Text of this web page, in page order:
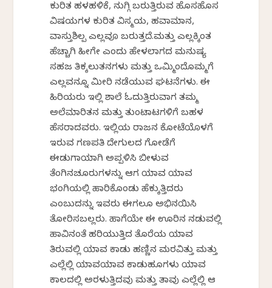
ಕುರಿತ ಹಳಹಳಿಕೆ, ನುಗ್ಗಿ ಬರುತ್ತಿರುವ ಹೊಸಹೊಸ
ವಿಷಯಗಳ ಕುರಿತ ವಿಸ್ಮಯ, ಹವಾಮಾನ,
ವಾಸ್ತುಶಿಲ್ಪ ಎಲ್ಲವೂ ಬರುತ್ತದೆ.ಮತ್ತು ಎಲ್ಲಕ್ಕಿಂತ
ಹೆಚ್ಚಾಗಿ ಹೀಗೇ ಎಂದು ಹೇಳಲಾಗದ ಮನುಷ್ಯ
ಸಹಜ ತಿಕ್ಕಲುತನಗಳು ಮತ್ತು ಒಮ್ಮಿಂದೊಮ್ಮಗೆ
ಎಲ್ಲವನ್ನೂ ಮೀರಿ ನಡೆಯುವ ಘಟನೆಗಳು. ಈ
ಹಿರಿಯರು ಇಲ್ಲಿ ಶಾಲೆ ಓದುತ್ತಿರುವಾಗ ತಮ್ಮ
ಅಲೆಮಾರಿತನ ಮತ್ತು ತುಂಟಾಟಗಳಿಗೆ ಬಹಳ
ಹೆಸರಾದವರು. ಇಲ್ಲಿಯ ರಾಜನ ಕೋಟೆಯೊಳಗೆ
ಇರುವ ಗಣಪತಿ ದೇಗುಲದ ಗೋಡೆಗೆ
ಈಡುಗಾಯಾಗಿ ಅಪ್ಪಳಿಸಿ ಬೀಳುವ
ತೆಂಗಿನಚೂರುಗಳನ್ನು ಆಗ ಯಾವ ಯಾವ
ಭಂಗಿಯಲ್ಲಿ ಹಾರಿಕೊಂಡು ಹೆಕ್ಕುತ್ತಿದ್ದರು
ಎಂಬುದನ್ನು ಇವರು ಈಗಲೂ ಅಭಿನಯಿಸಿ
ತೋರಿಸಬಲ್ಲರು. ಹಾಗೆಯೇ ಈ ಊರಿನ ನಡುವಲ್ಲಿ
ಹಾವಿನಂತೆ ಹರಿಯುತ್ತಿದ್ದ ತೊರೆಯ ಯಾವ
ತಿರುವಲ್ಲಿ ಯಾವ ಕಾಡು ಹಣ್ಣಿನ ಮರವಿತ್ತು ಮತ್ತು
ಎಲ್ಲೆಲ್ಲಿ ಯಾವಯಾವ ಕಾಡುಹೂಗಳು ಯಾವ
ಕಾಲದಲ್ಲಿ ಅರಳುತ್ತಿದ್ದವು ಮತ್ತು ತಾವು ಎಲ್ಲೆಲ್ಲಿ ಆ